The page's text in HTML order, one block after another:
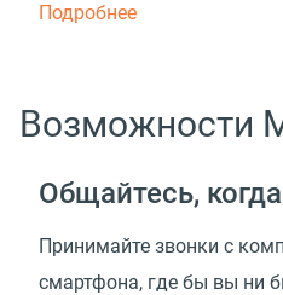
Подробнее
Возможности
Общайтесь,
Принимайте звонки с
смартфона, где бы вы ни